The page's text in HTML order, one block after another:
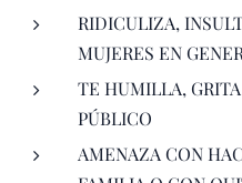
RIDICULIZA,
MUJERES EN
TE HUMILLA,
PÚBLICO
AMENAZA CON